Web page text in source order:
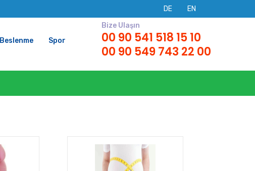
DE
EN
Bize Ulaşın
00 90 541 518 15 10
00 90 549 743 22 00
Beslenme Spor